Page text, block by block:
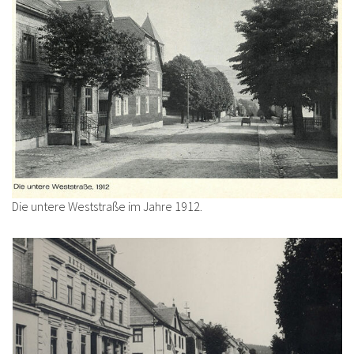
Die untere Weststraße im Jahre 1912.